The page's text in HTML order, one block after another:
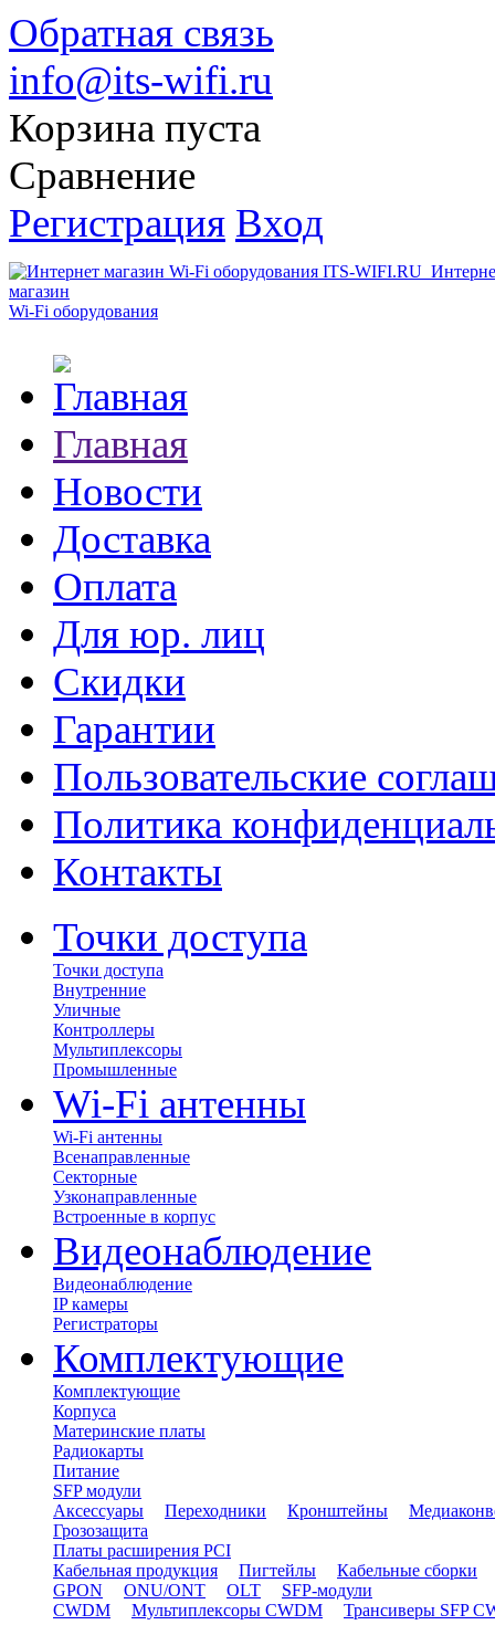
Обратная связь
info@its-wifi.ru
Корзина пуста
Сравнение
Регистрация Вход
магазин
Wi-Fi оборудования
Главная
Новости
Доставка
Оплата
Для юр. лиц
Скидки
Гарантии
Пользовательские
Политика
Контакты
Точки доступа
Точки доступа
Внутренние
Уличные
Контроллеры
Мультиплексоры
Промышленные
Wi-Fi антенны
Wi-Fi антенны
Всенаправленные
Секторные
Узконаправленные
Встроенные в корпус
Видеонаблюдение
Видеонаблюдение
IP камеры
Регистраторы
Комплектующие
Комплектующие
Корпуса
Материнские платы
Радиокарты
Питание
SFP модули
Аксессуары
Переходники Кронштейны
Грозозащита
Платы расширения PCI
Кабельная продукция
Пигтейлы
Кабельные сборки
GPON
ONU/ONT OLT
SFP-модули
CWDM
Мультиплексоры CWDM Трансиверы SFP